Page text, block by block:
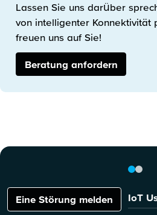
Lassen Sie uns darüber
von intelligenter Konnektivität
freuen uns auf Sie!
Beratung anfordern
Eine Störung melden
IoT